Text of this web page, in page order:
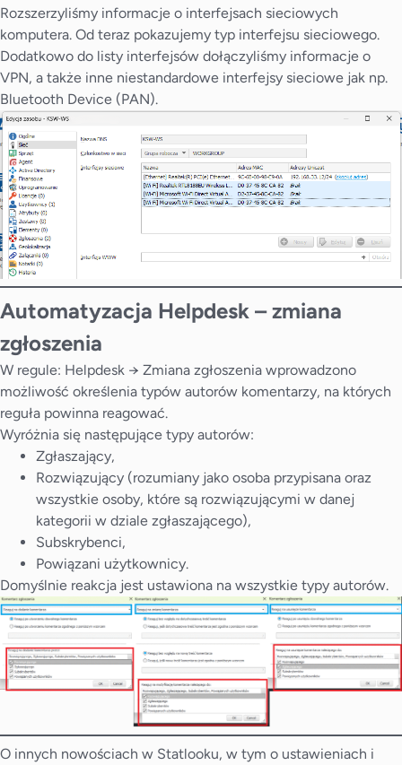
Rozszerzyliśmy informacje o interfejsach sieciowych
komputera. Od teraz pokazujemy typ interfejsu sieciowego.
Dodatkowo do listy interfejsów dołączyliśmy informacje o
VPN, a także inne niestandardowe interfejsy sieciowe jak np.
Bluetooth Device (PAN).
Automatyzacja Helpdesk – zmiana
zgłoszenia
W regule: Helpdesk → Zmiana zgłoszenia wprowadzono
możliwość określenia typów autorów komentarzy, na których
reguła powinna reagować.
Wyróżnia się następujące typy autorów:
Zgłaszający,
Rozwiązujący (rozumiany jako osoba przypisana oraz
wszystkie osoby, które są rozwiązującymi w danej
kategorii w dziale zgłaszającego),
Subskrybenci,
Powiązani użytkownicy.
Domyślnie reakcja jest ustawiona na wszystkie typy autorów.
O innych nowościach w Statlooku, w tym o ustawieniach i